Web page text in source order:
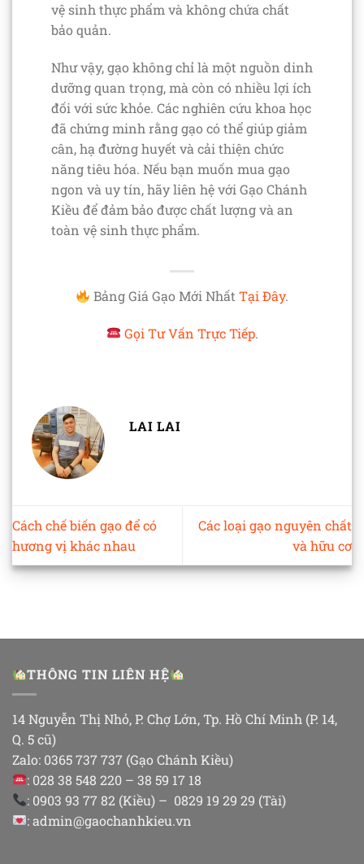
vệ sinh thực phẩm và không chứa chất
bảo quản.
Như vậy, gạo không chỉ là một nguồn dinh
dưỡng quan trọng, mà còn có nhiều lợi ích
đối với sức khỏe. Các nghiên cứu khoa học
đã chứng minh rằng gạo có thể giúp giảm
cân, hạ đường huyết và cải thiện chức
năng tiêu hóa. Nếu bạn muốn mua gạo
ngon và uy tín, hãy liên hệ với Gạo Chánh
Kiều để đảm bảo được chất lượng và an
toàn vệ sinh thực phẩm.
Bảng Giá Gạo Mới NhấtTại Đây.
Gọi Tư Vấn Trực Tiếp.
LAI LAI
Cách chế biến gạo để có
hương vị khác nhau
Các loại gạo nguyên chất
và hữu cơ
THÔNG TIN LIÊN HỆ
14 Nguyễn Thị Nhỏ, P. Chợ Lớn, Tp. Hồ Chí Minh (P. 14,
Q. 5 cũ)
Zalo: 0365 737 737 (Gạo Chánh Kiều)
: 028 38 548 220 – 38 59 17 18
: 0903 93 77 82 (Kiều) – 0829 19 29 29 (Tài)
: admin@gaochanhkieu.vn